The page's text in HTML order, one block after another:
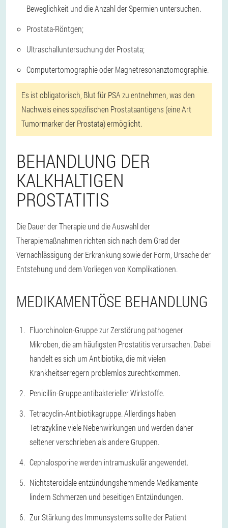
Beweglichkeit und die Anzahl der Spermien untersuchen.
Prostata-Röntgen;
Ultraschalluntersuchung der Prostata;
Computertomographie oder Magnetresonanztomographie.
Es ist obligatorisch, Blut für PSA zu entnehmen, was den
Nachweis eines spezifischen Prostataantigens (eine Art
Tumormarker der Prostata) ermöglicht.
BEHANDLUNG DER
KALKHALTIGEN
PROSTATITIS
Die Dauer der Therapie und die Auswahl der
Therapiemaßnahmen richten sich nach dem Grad der
Vernachlässigung der Erkrankung sowie der Form, Ursache der
Entstehung und dem Vorliegen von Komplikationen.
MEDIKAMENTÖSE BEHANDLUNG
Fluorchinolon-Gruppe zur Zerstörung pathogener
Mikroben, die am häufigsten Prostatitis verursachen. Dabei
handelt es sich um Antibiotika, die mit vielen
Krankheitserregern problemlos zurechtkommen.
Penicillin-Gruppe antibakterieller Wirkstoffe.
Tetracyclin-Antibiotikagruppe. Allerdings haben
Tetrazykline viele Nebenwirkungen und werden daher
seltener verschrieben als andere Gruppen.
Cephalosporine werden intramuskulär angewendet.
Nichtsteroidale entzündungshemmende Medikamente
lindern Schmerzen und beseitigen Entzündungen.
Zur Stärkung des Immunsystems sollte der Patient